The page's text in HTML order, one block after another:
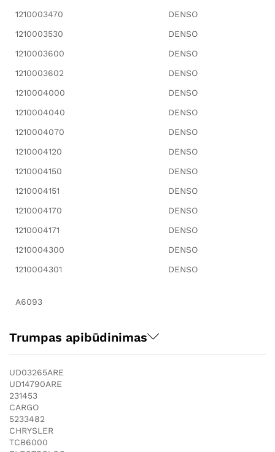
1210003470
DENSO
1210003530
DENSO
1210003600
DENSO
1210003602
DENSO
1210004000
DENSO
1210004040
DENSO
1210004070
DENSO
1210004120
DENSO
1210004150
DENSO
1210004151
DENSO
1210004170
DENSO
1210004171
DENSO
1210004300
DENSO
1210004301
DENSO
A6093
Trumpas apibūdinimas
UD03265ARE
UD14790ARE
231453
CARGO
5233482
CHRYSLER
TCB6000